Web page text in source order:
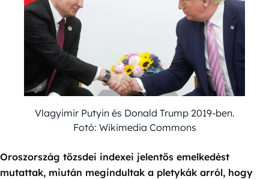
Vlagyimir Putyin és Donald Trump 2019-ben.
Fotó: Wikimedia Commons
Oroszország tőzsdei indexei jelentős emelkedést
mutattak, miután megindultak a pletykák arról, hogy